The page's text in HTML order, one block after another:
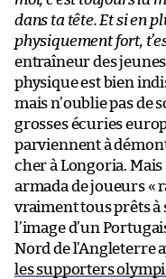
dans ta tête. Et si en
physiquement fort,
entraîneur des
physique est bien
mais n’oublie pas de
grosses écuries
parviennent à
cher à Longoria. Mais
armada de joueurs «
vraiment tous prêts à
l’image d’un
Nord de l’Angleterre
les supporters